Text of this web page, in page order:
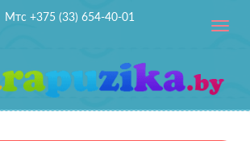
Мтс +375 (33) 654-40-01
Toggle